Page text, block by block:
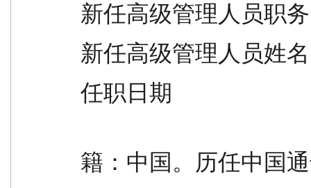
新任高级管理人员职
新任高级管理人员姓名
任职日期
籍：中国。历任中国